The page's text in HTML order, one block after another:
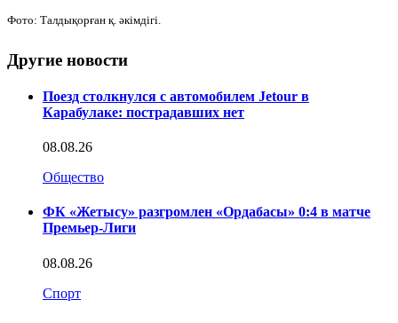
Фото: Талдықорған қ. әкімдігі.
Другие новости
Поезд столкнулся с автомобилем Jetour в
Карабулаке: пострадавших нет
08.08.26
Общество
ФК «Жетысу» разгромлен «Ордабасы» 0:4 в матче
Премьер-Лиги
08.08.26
Спорт